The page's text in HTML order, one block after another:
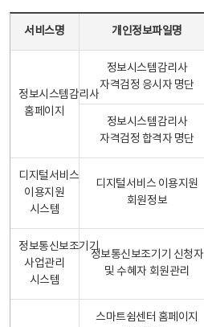
서비스명 개인정보파일명
정보시스템감리사
홈페이지
정보시스템감리사
자격검정 응시자 명단
정보시스템감리사
자격검정 합격자 명단
디지털서비스
이용지원
시스템
디지털서비스 이용지원
회원정보
정보통신보조기기
사업관리
시스템
정보통신보조기기 신청자
및 수혜자 회원관리
스마트쉼센터 홈페이지